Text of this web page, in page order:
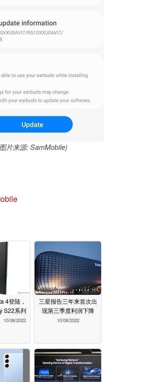
片来源: SamMobile)
4登陆，
S22系列
10/08/2022
三星报告三年来首次出
现第三季度利润下降
10/08/2022